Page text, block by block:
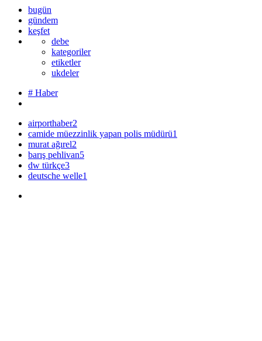
bugün
gündem
keşfet
debe
kategoriler
etiketler
ukdeler
# Haber
airporthaber2
camide müezzinlik yapan polis müdürü1
murat ağırel2
barış pehlivan5
dw türkçe3
deutsche welle1